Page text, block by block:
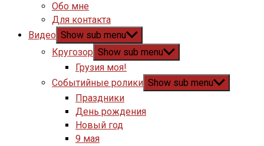
Обо мне
Для контакта
Видео Show sub menu
Кругозор Show sub menu
Грузия моя!
Событийные ролики Show sub menu
Праздники
День рождения
Новый год
9 мая